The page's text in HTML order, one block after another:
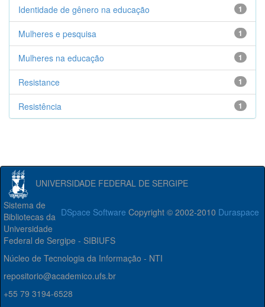
1
Identidade de gênero na educação
1
Mulheres e pesquisa
1
Mulheres na educação
1
Resistance
1
Resistência
UNIVERSIDADE FEDERAL DE SERGIPE
DSpace Software Copyright © 2002-2010 Duraspace
Sistema de
Bibliotecas da
Universidade
Federal de Sergipe - SIBIUFS
Núcleo de Tecnologia da Informação - NTI
repositorio@academico.ufs.br
+55 79 3194-6528